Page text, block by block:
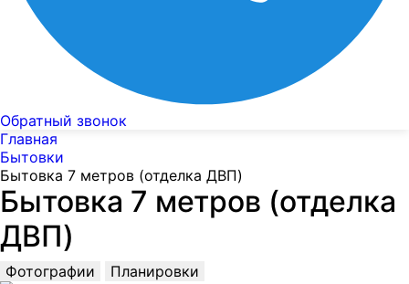
Обратный звонок
Главная
Бытовки
Бытовка 7 метров (отделка ДВП)
Бытовка 7 метров (отделка
ДВП)
Фотографии Планировки